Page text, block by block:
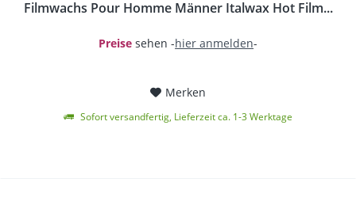
Filmwachs Pour Homme Männer Italwax Hot Film...
Preise sehen -hier anmelden-
Merken
Sofort versandfertig, Lieferzeit ca. 1-3 Werktage